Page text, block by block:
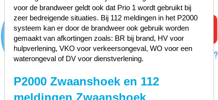
voor de brandweer geldt ook dat Prio 1 wordt gebruikt bij
zeer bedreigende situaties. Bij 112 meldingen in het P2000
systeem kan er door de brandweer ook gebruik worden
gemaakt van afkortingen zoals: BR bij brand, HV voor
hulpverlening, VKO voor verkeersongeval, WO voor een
waterongeval of DV voor dienstverlening.
P2000 Zwaanshoek en 112
meldingen Zwaanshoek